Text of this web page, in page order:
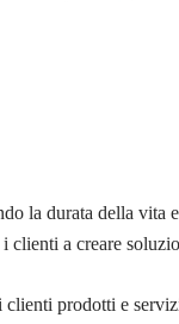
la durata della vita
a creare
prodotti e